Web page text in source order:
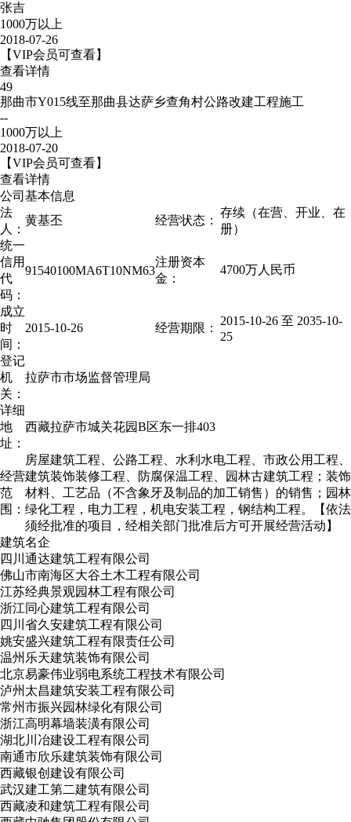
张吉
1000万以上
2018-07-26
【VIP会员可查看】
查看详情
49
那曲市Y015线至那曲县达萨乡查角村公路改建工程施工
--
1000万以上
2018-07-20
【VIP会员可查看】
查看详情
公司基本信息
法
人：
黄基丕 经营状态：
存续（在营、开业、在
册）
统一
信用
代
码：
91540100MA6T10NM63
注册资本
金：
4700万人民币
成立
时
间：
2015-10-26 经营期限：
2015-10-26 至 2035-10-
25
登记
机
关：
拉萨市市场监督管理局
详细
地
址：
西藏拉萨市城关花园B区东一排403
经营
范
围：
房屋建筑工程、公路工程、水利水电工程、市政公用工程、
建筑装饰装修工程、防腐保温工程、园林古建筑工程；装饰
材料、工艺品（不含象牙及制品的加工销售）的销售；园林
绿化工程，电力工程，机电安装工程，钢结构工程。【依法
须经批准的项目，经相关部门批准后方可开展经营活动】
建筑名企
四川通达建筑工程有限公司
佛山市南海区大谷土木工程有限公司
江苏经典景观园林工程有限公司
浙江同心建筑工程有限公司
四川省久安建筑工程有限公司
姚安盛兴建筑工程有限责任公司
温州乐天建筑装饰有限公司
北京易豪伟业弱电系统工程技术有限公司
泸州太昌建筑安装工程有限公司
常州市振兴园林绿化有限公司
浙江高明幕墙装潢有限公司
湖北川冶建设工程有限公司
南通市欣乐建筑装饰有限公司
西藏银创建设有限公司
武汉建工第二建筑有限公司
西藏凌和建筑工程有限公司